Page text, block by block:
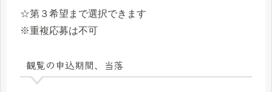
☆第３希望まで選択できます
※重複応募は不可
観覧の申込期間、当落